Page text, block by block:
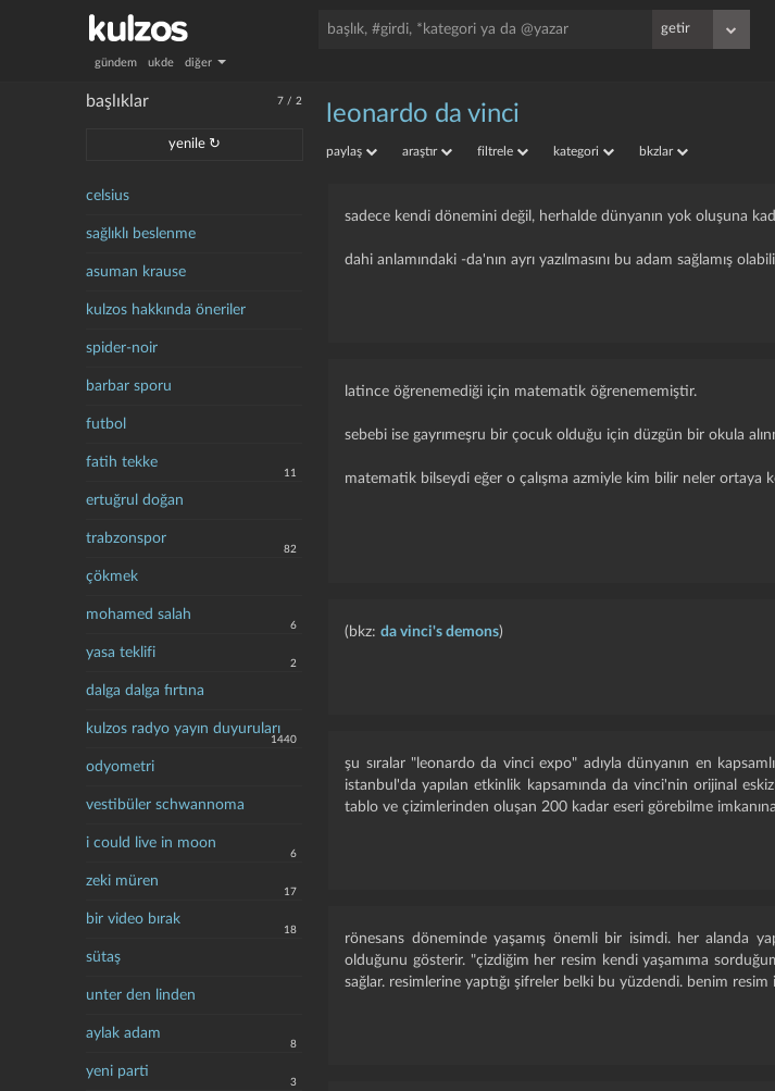
gündem ukde diğer
7 /2
başlıklar
yenile ↻
celsius
sağlıklı beslenme
asuman krause
kulzos hakkında öneriler
spider-noir
barbar sporu
futbol
fatih tekke
11
ertuğrul doğan
trabzonspor
82
çökmek
mohamed salah
6
yasa teklifi
2
dalga dalga fırtına
kulzos radyo yayın duyuruları
1440
odyometri
vestibüler schwannoma
i could live in moon
6
zeki müren
17
bir video bırak
18
sütaş
unter den linden
aylak adam
8
yeni parti
3
leonardo da vinci
paylaş araştır filtrele kategori bkzlar
sadece kendi dönemini değil, herhalde dünyanın yok oluşuna
dahi anlamındaki -da'nın ayrı yazılmasını bu adam sağlamış
latince öğrenemediği için matematik öğrenememiştir.
sebebi ise gayrımeşru bir çocuk olduğu için düzgün bir okula
matematik bilseydi eğer o çalışma azmiyle kim bilir neler ortaya
(bkz:da vinci's demons)
şu sıralar "leonardo da vinci expo" adıyla dünyanın en
istanbul'da yapılan etkinlik kapsamında da vinci'nin orijinal
tablo ve çizimlerinden oluşan 200 kadar eseri görebilme
rönesans döneminde yaşamış önemli bir isimdi. her alanda
olduğunu gösterir. "çizdiğim her resim kendi yaşamıma
sağlar. resimlerine yaptığı şifreler belki bu yüzdendi. benim resim